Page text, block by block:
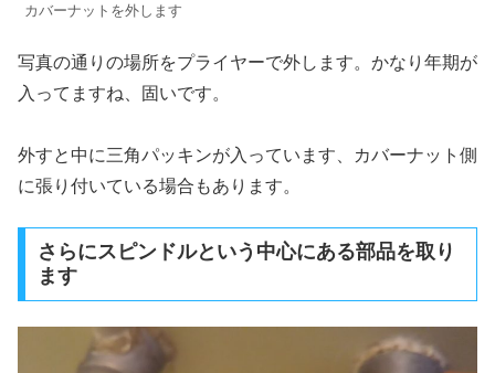
カバーナットを外します
写真の通りの場所をプライヤーで外します。かなり年期が
入ってますね、固いです。
外すと中に三角パッキンが入っています、カバーナット側
に張り付いている場合もあります。
さらにスピンドルという中心にある部品を取り
ます